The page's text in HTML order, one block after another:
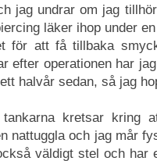
jag undrar om jag
läker ihop under
för att få tillbaka
efter operationen har
halvår sedan, så jag
tankarna kretsar
nattuggla och jag mår
väldigt stel och har